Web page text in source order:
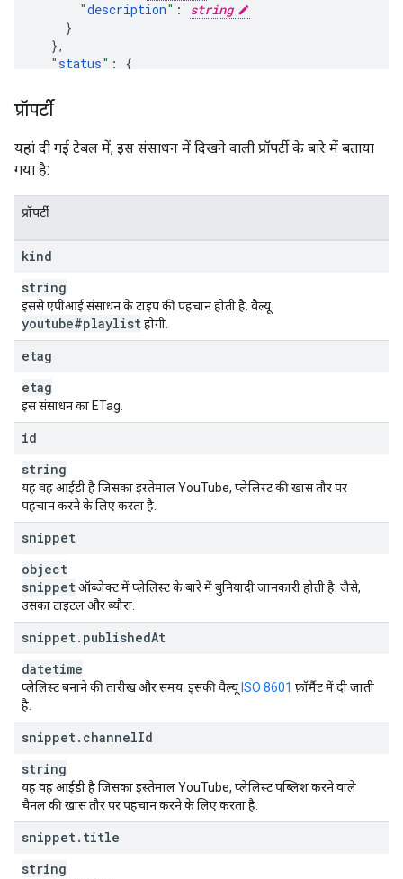
"description" :
string
},
"status" :
}
contentDetails
" itemCount": unsigned integer
" description "
string
}
}
प्रॉपर्टी
यहां दी गई टेबल में, इस संसाधन में दिखने वाली प्रॉपर्टी के बारे में बताया
गया है:
प्रॉपर्टी
kind
string
इससे एपीआई संसाधन के टाइप की पहचान होती है. वैल्यू
youtube#playlistहोगी.
etag
etag
इस संसाधन का ETag.
id
string
यह वह आईडी है जिसका इस्तेमाल YouTube, प्लेलिस्ट की खास तौर पर
पहचान करने के लिए करता है.
snippet
object
snippetऑब्जेक्ट में प्लेलिस्ट के बारे में बुनियादी जानकारी होती है. जैसे,
उसका टाइटल और ब्यौरा.
snippet. publishedAt
datetime
प्लेलिस्ट बनाने की तारीख और समय. इसकी वैल्यू ISO 8601 फ़ॉर्मैट में दी जाती
है.
snippet. channelId
string
यह वह आईडी है जिसका इस्तेमाल YouTube, प्लेलिस्ट पब्लिश करने वाले
चैनल की खास तौर पर पहचान करने के लिए करता है.
snippet. title
string